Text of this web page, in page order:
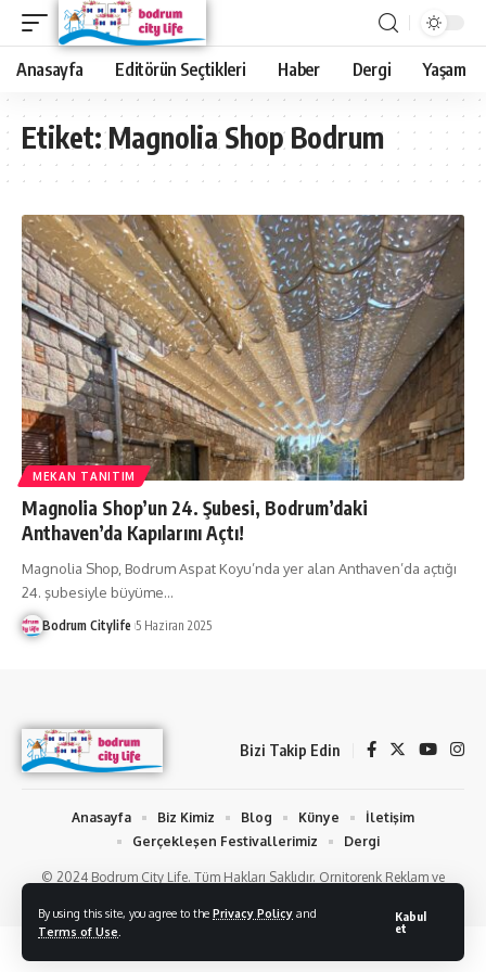
By using this site, you agree to the Privacy Policy and
Terms of Use
Kabul
et
Anasayfa Editörün Seçtikleri Haber Dergi Yaşam
Etiket:Magnolia Shop Bodrum
MEKAN TANITIM
Magnolia Shop’un 24. Şubesi, Bodrum’daki
Anthaven’da Kapılarını Açtı!
Magnolia Shop, Bodrum Aspat Koyu’nda yer alan Anthaven’da açtığı
24. şubesiyle büyüme…
Bodrum Citylife 5 Haziran 2025
Bizi Takip Edin
© 2024 Bodrum City Life. Tüm Hakları Saklıdır. Ornitorenk Reklam ve
Anasayfa Biz Kimiz Blog Künye
İletişim
Gerçekleşen Festivallerimiz
Dergi